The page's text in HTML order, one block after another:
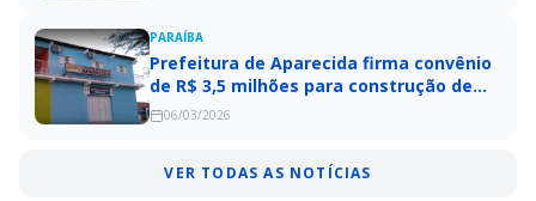
PARAÍBA
Prefeitura de Aparecida firma convênio
de R$ 3,5 milhões para construção de
escola e ginásio no distrito de Extrema
06/03/2026
VER TODAS AS NOTÍCIAS